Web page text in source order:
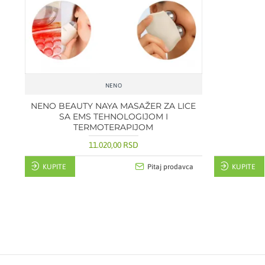
NENO
NENO BEAUTY NAYA MASAŽER ZA LICE
SA EMS TEHNOLOGIJOM I
TERMOTERAPIJOM
11.020,00 RSD
KUPITE Pitaj prodavca KUPITE